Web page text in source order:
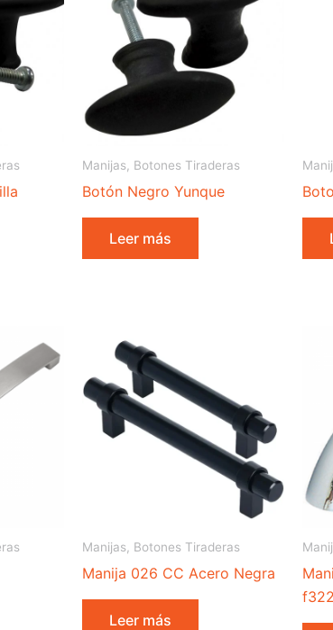
Manijas, Botones Tiraderas
Botón Negro Yunque
Leer más
Manijas, Botones Tiraderas
Manija 026 CC Acero Negra
Leer más